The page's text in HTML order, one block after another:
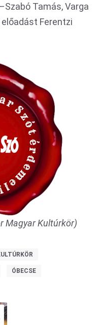
Tamás, Varga
Ferentzi
Magyar Kultúrkör)
ÓBECSE